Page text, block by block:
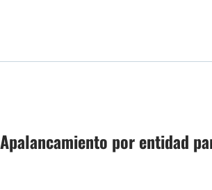
Apalancamiento por entidad